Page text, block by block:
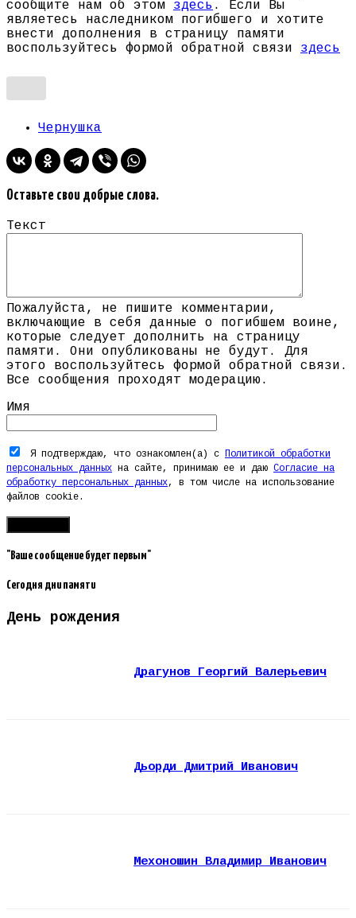
сообщите нам об этом здесь . Если Вы
являетесь наследником погибшего и хотите
внести дополнения в страницу памяти
воспользуйтесь формой обратной связи здесь
Чернушка
Оставьте свои добрые слова.
Текст
Пожалуйста, не пишите комментарии,
включающие в себя данные о погибшем воине,
которые следует дополнить на страницу
памяти. Они опубликованы не будут. Для
этого воспользуйтесь формой обратной связи.
Все сообщения проходят модерацию.
Имя
Я подтверждаю, что ознакомлен(а) с
Политикой обработки
персональных данных на сайте, принимаю ее и даю Согласие на
обработку персональных данных, в том числе на использование
файлов cookie.
"Ваше сообщение будет первым"
Сегодня дни памяти
День рождения
Драгунов Георгий Валерьевич
Дьорди Дмитрий Иванович
Мехоношин Владимир Иванович